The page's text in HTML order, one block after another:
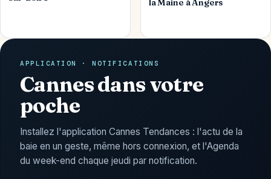
la Maine à Angers
APPLICATION · NOTIFICATIONS
Cannes dans votre
poche
Installez l'application Cannes Tendances : l'actu de la
baie en un geste, même hors connexion, et l'Agenda
du week-end chaque jeudi par notification.